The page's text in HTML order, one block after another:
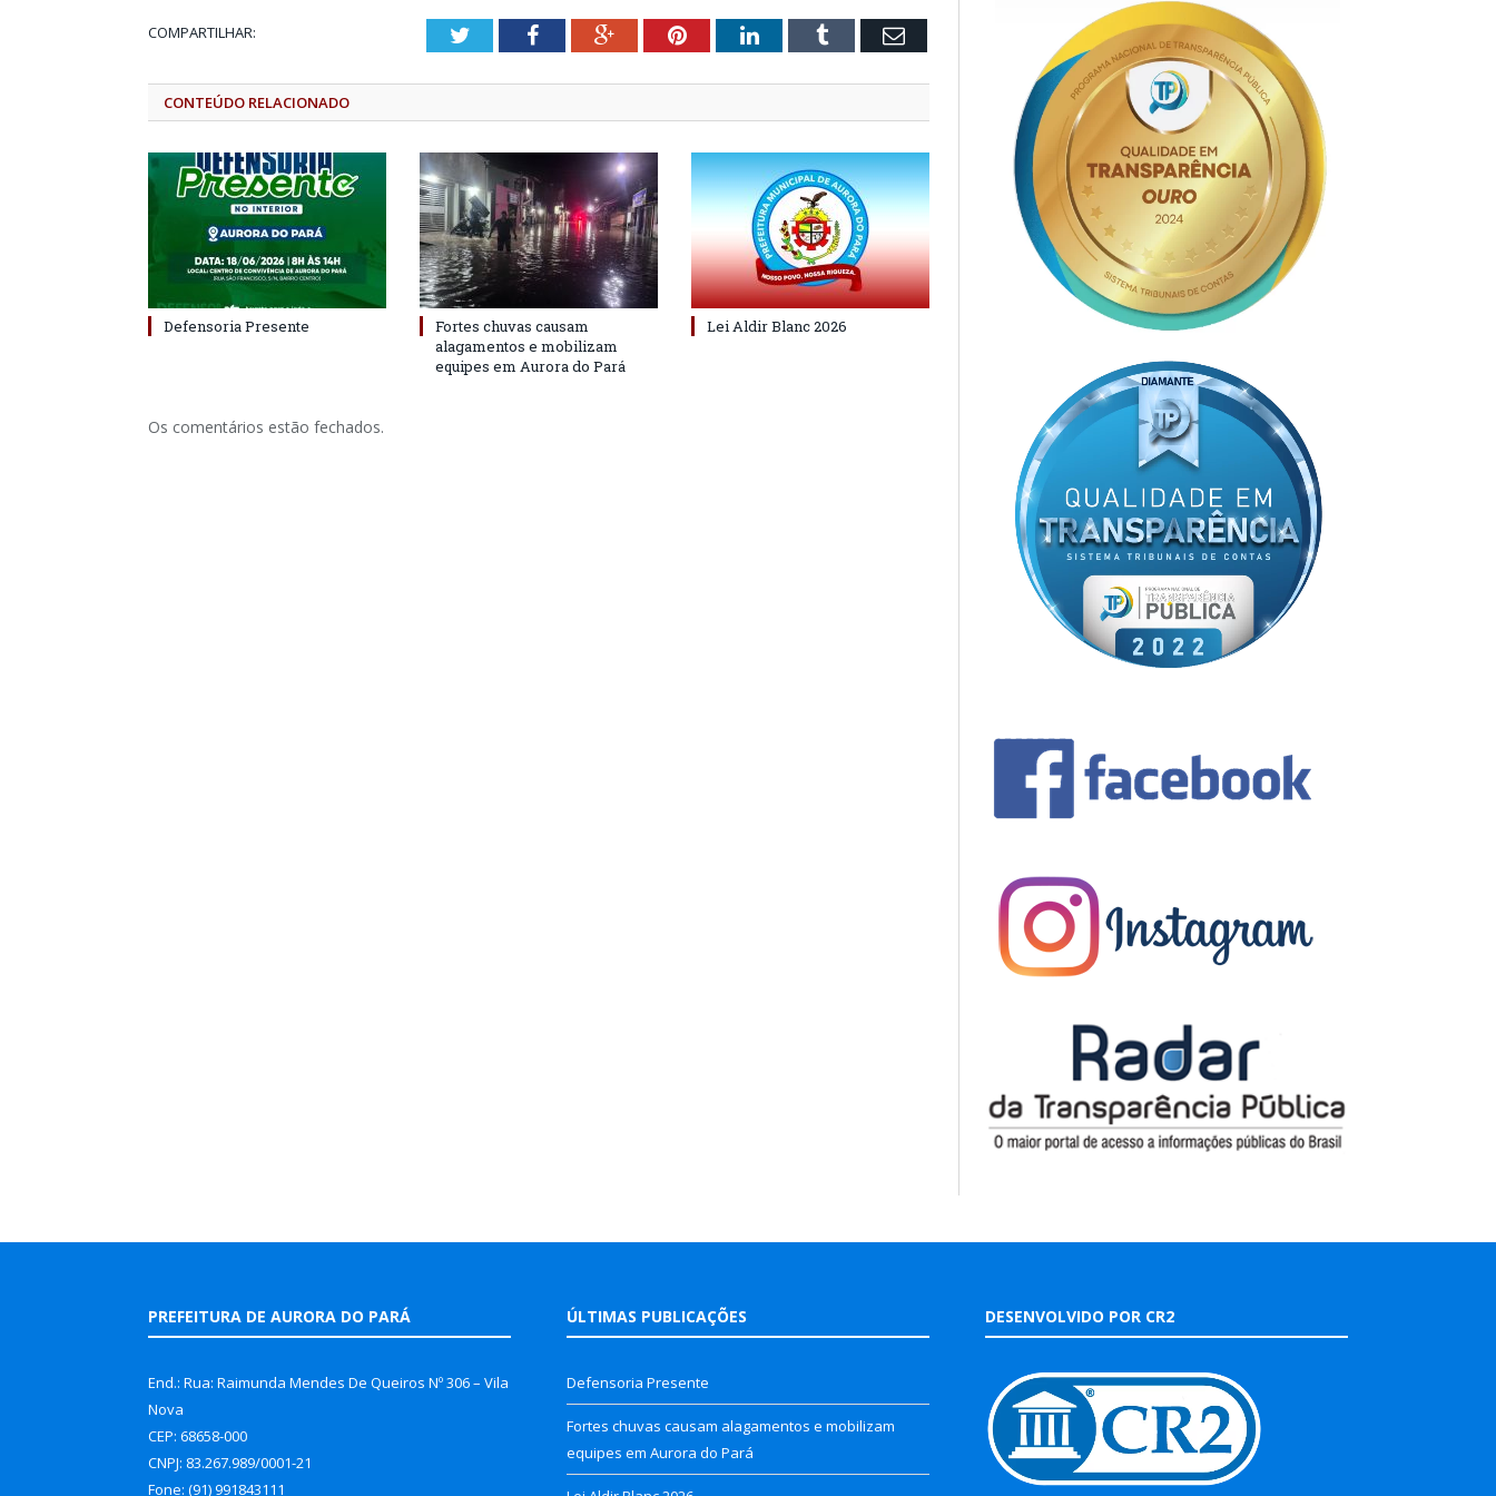
COMPARTILHAR: TwitterFacebookGoogle+PinterestLinkedInTumblr Email
CONTEÚDO RELACIONADO
Defensoria Presente
Fortes chuvas causam
alagamentos e mobilizam
equipes em Aurora do Pará
Lei Aldir Blanc 2026
Os comentários estão fechados.
PREFEITURA DE AURORA DO PARÁ
End.: Rua: Raimunda Mendes De Queiros Nº 306 – Vila
Nova
CEP: 68658-000
CNPJ: 83.267.989/0001-21
Fone: (91) 991843111
ÚLTIMAS PUBLICAÇÕES
Defensoria Presente
Fortes chuvas causam alagamentos e mobilizam
equipes em Aurora do Pará
DESENVOLVIDO POR CR2